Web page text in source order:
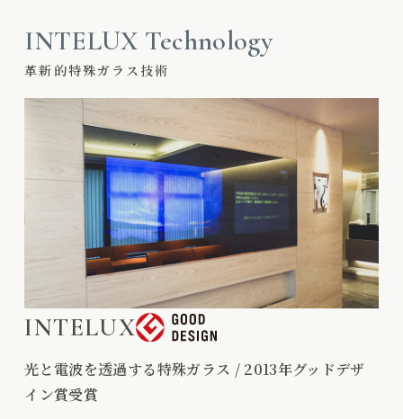
INTELUX Technology
革新的特殊ガラス技術
INTELUX
光と電波を透過する特殊ガラス / 2013年グッドデザ
イン賞受賞